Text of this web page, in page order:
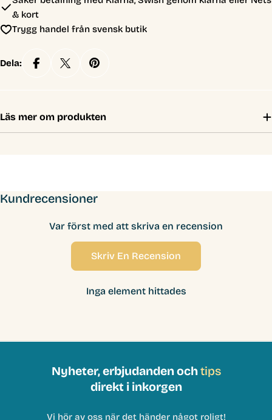
& kort
Trygg handel från svensk butik
Dela:
Läs mer om produkten
Kundrecensioner
Var först med att skriva en recension
Skriv En Recension
Inga element hittades
Nyheter, erbjudanden ochtips
direkt i inkorgen
Vi hör av oss när det händer något roligt!